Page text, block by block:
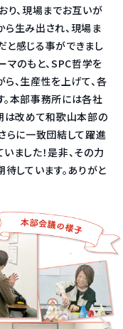
り、現場までお互いが
生み出され、現場ま
と感じる事ができまし
マのもと、SPC哲学を
、生産性を上げて、各
本部事務所には各社
は改めて和歌山本部の
らに一致団結して躍進
ました！是非、その力
しています。ありがと